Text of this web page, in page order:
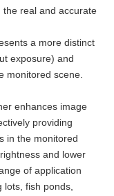
real and accurate
a more distinct
exposure) and
monitored scene.
enhances image
providing
in the monitored
and lower
of application
fish ponds,